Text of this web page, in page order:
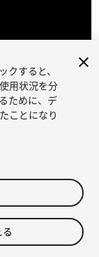
クすると、
用状況を分
ために、デ
ことになり